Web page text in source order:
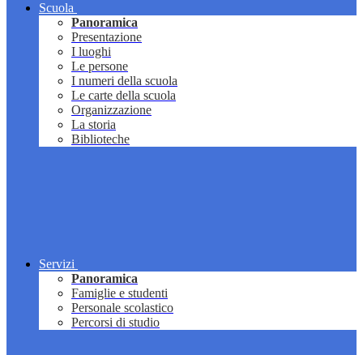
Scuola
Panoramica
Presentazione
I luoghi
Le persone
I numeri della scuola
Le carte della scuola
Organizzazione
La storia
Biblioteche
Servizi
Panoramica
Famiglie e studenti
Personale scolastico
Percorsi di studio